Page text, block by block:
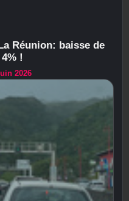
Réunion: baisse de
!
2026